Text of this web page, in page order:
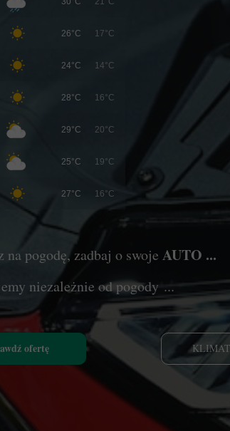
26°C 17°C
24°C 14°C
28°C 16°C
29°C 20°C
25°C 19°C
27°C 16°C
ofertę
niezależnie od pogody ...
na pogodę, zadbaj o swoje AUTO ...